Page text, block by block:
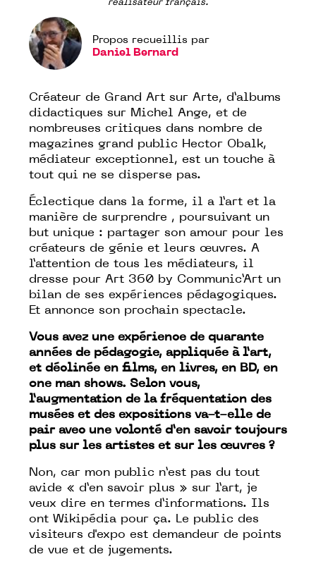
réalisateur français.
Propos recueillis par
Daniel Bernard
Créateur de Grand Art sur Arte, d’albums
didactiques sur Michel Ange, et de
nombreuses critiques dans nombre de
magazines grand public Hector Obalk,
médiateur exceptionnel, est un touche à
tout qui ne se disperse pas.
Éclectique dans la forme, il a l’art et la
manière de surprendre , poursuivant un
but unique : partager son amour pour les
créateurs de génie et leurs œuvres. A
l’attention de tous les médiateurs, il
dresse pour Art 360 by Communic’Art un
bilan de ses expériences pédagogiques.
Et annonce son prochain spectacle.
Vous avez une expérience de quarante
années de pédagogie, appliquée à l’art,
et déclinée en films, en livres, en BD, en
one man shows. Selon vous,
l’augmentation de la fréquentation des
musées et des expositions va-t-elle de
pair avec une volonté d’en savoir toujours
plus sur les artistes et sur les œuvres ?
Non, car mon public n’est pas du tout
avide « d’en savoir plus » sur l’art, je
veux dire en termes d’informations. Ils
ont Wikipédia pour ça. Le public des
visiteurs d'expo est demandeur de points
de vue et de jugements.